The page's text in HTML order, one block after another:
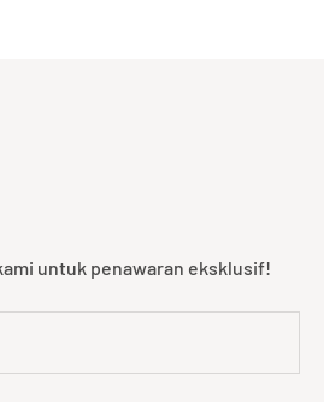
untuk penawaran eksklusif!